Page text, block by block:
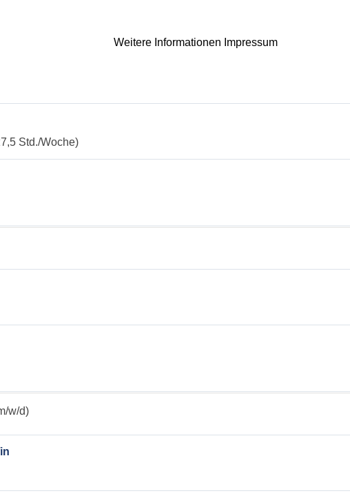
Std./Woche)
w/d)
Weitere Informationen Impressum